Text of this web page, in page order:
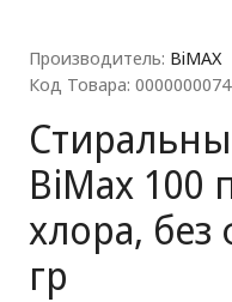
Производитель: BiMAX
Код Товара:
BiMax 100
хлора, без
гр